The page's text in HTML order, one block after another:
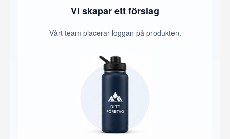
Vi skapar ett förslag
Vårt team placerar loggan på produkten.